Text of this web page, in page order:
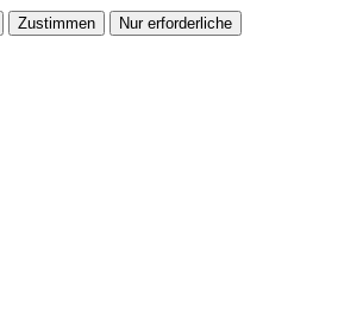
Zustimmen Nur erforderliche